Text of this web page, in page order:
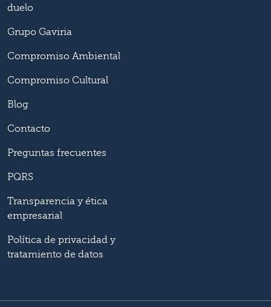
duelo
Grupo Gaviria
Compromiso Ambiental
Compromiso Cultural
Blog
Contacto
Preguntas frecuentes
PQRS
Transparencia y ética
empresarial
Política de privacidad y
tratamiento de datos